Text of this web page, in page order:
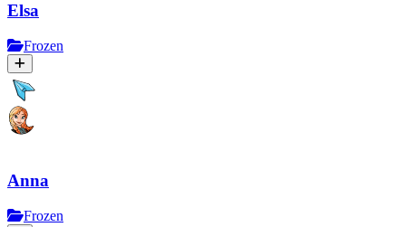
Elsa
Frozen
Anna
Frozen